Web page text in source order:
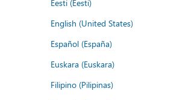
Eesti (Eesti)
English (United States)
Español (España)
Euskara (Euskara)
Filipino (Pilipinas)